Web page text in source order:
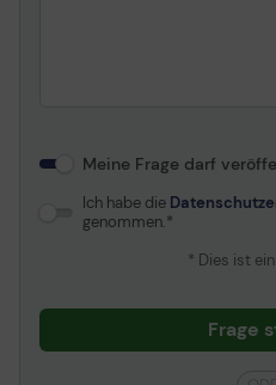
Meine Frage darf
Ich habe die
genommen.
* Dies ist
Frage